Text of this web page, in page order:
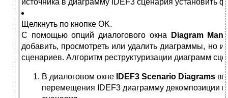
Щелкнуть по кнопке OK.
С помощью опций диалогового окна
Diagram
добавить, просмотреть или удалить диаграммы, но и
сценариев. Алгоритм реструктуризации диаграмм
В диалоговом окне IDEF3 Scenario Diagrams
перемещения IDEF3 диаграмму декомпозиции